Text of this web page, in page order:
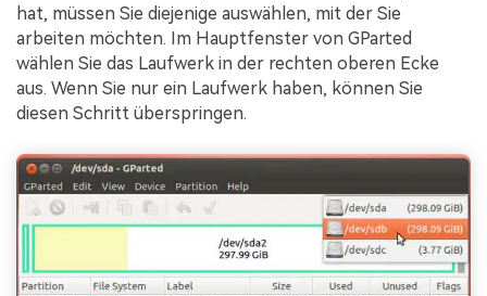
hat, müssen Sie diejenige auswählen, mit der Sie
arbeiten möchten. Im Hauptfenster von GParted
wählen Sie das Laufwerk in der rechten oberen Ecke
aus. Wenn Sie nur ein Laufwerk haben, können Sie
diesen Schritt überspringen.